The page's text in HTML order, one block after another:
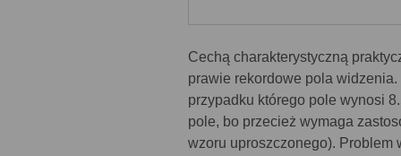
Cechą charakterystyczną
prawie rekordowe pola
przypadku którego pole wynosi
pole, bo przecież wymaga
wzoru uproszczonego). Problem